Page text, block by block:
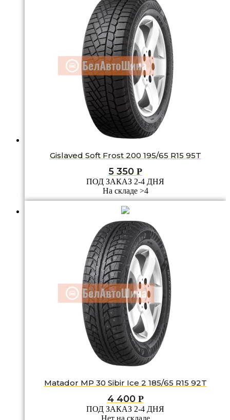
Gislaved Soft Frost 200 195/65 R15 95T
5 350 Р
ПОД ЗАКАЗ 2-4 ДНЯ
На складе >4
Matador MP 30 Sibir Ice 2 185/65 R15 92T
4 400 Р
ПОД ЗАКАЗ 2-4 ДНЯ
Нет на складе